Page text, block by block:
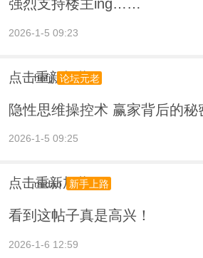
强烈支持楼主ing……
2026-1-5 09:23
点击重新加载
hnfjj 论坛元老
隐性思维操控术 赢家背后的秘
2026-1-5 09:25
点击重新加载
midao 新手上路
看到这帖子真是高兴！
2026-1-6 12:59